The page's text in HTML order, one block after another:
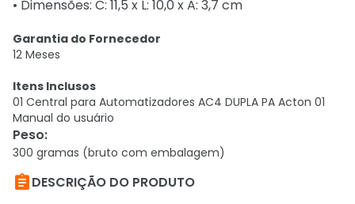
• Dimensões: C: 11,5 x L: 10,0 x A: 3,7 cm
Garantia do Fornecedor
12 Meses
Itens Inclusos
01 Central para Automatizadores AC4 DUPLA PA Acton 01
Manual do usuário
Peso:
300 gramas (bruto com embalagem)
DESCRIÇÃO DO PRODUTO